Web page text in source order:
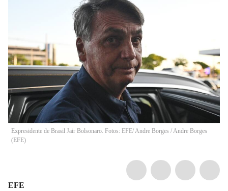
Expresidente de Brasil Jair Bolsonaro. Fotos: EFE/ Andre Borges /Andre Borges
(EFE)
EFE